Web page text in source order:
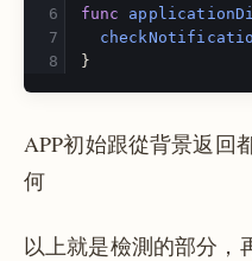
func
}
APP初始跟從背景返回
何
以上就是檢測的部分，